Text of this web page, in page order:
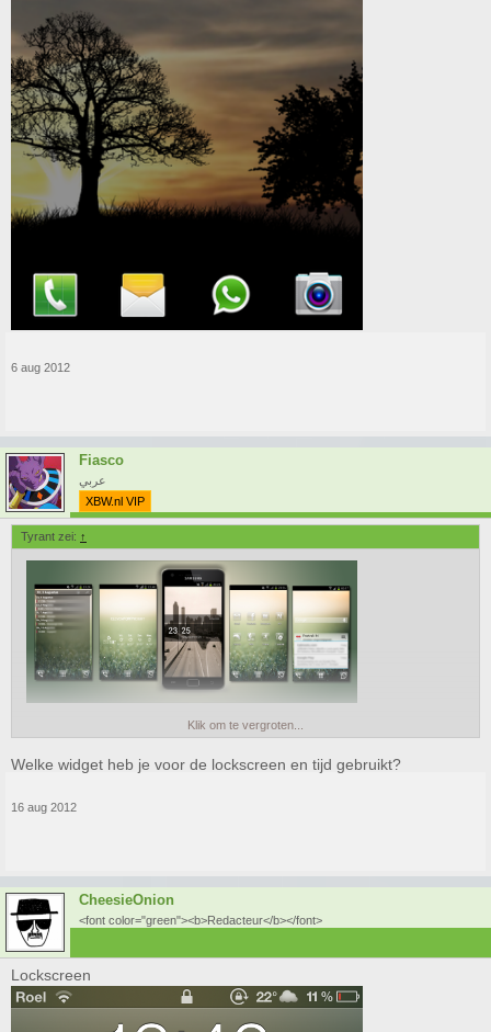
6 aug 2012
Fiasco
عربي
XBW.nl VIP
Tyrant zei: ↑
Mijne
Is er geen leuke Gmail widget ofzo?
Klik om te vergroten...
Welke widget heb je voor de lockscreen en tijd gebruikt?
16 aug 2012
CheesieOnion
<font color="green"><b>Redacteur</b></font>
Lockscreen